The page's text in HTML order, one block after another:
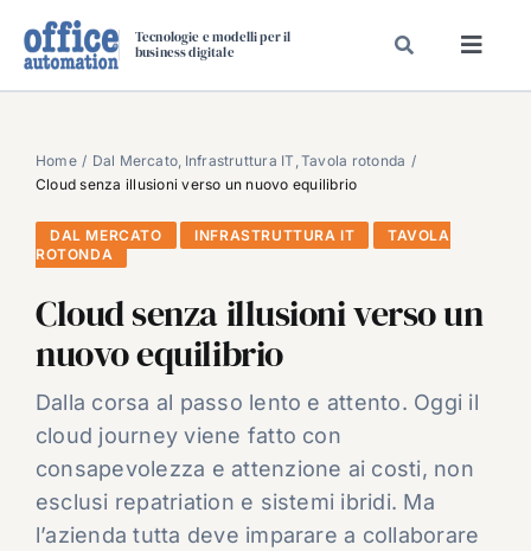
Tecnologie e modelli per il
business digitale
SPECIAL PAPER
DAL MERCATO
VIDEO
CHI SIAMO
Home Dal Mercato Infrastruttura IT Tavola rotonda
Cloud senza illusioni verso un nuovo equilibrio
DAL MERCATO INFRASTRUTTURA IT
TAVOLA
ROTONDA
Cloud senza illusioni verso un
nuovo equilibrio
Dalla corsa al passo lento e attento. Oggi il
cloud journey viene fatto con
consapevolezza e attenzione ai costi, non
esclusi repatriation e sistemi ibridi. Ma
l’azienda tutta deve imparare a collaborare